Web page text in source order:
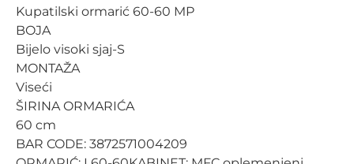
Kupatilski ormarić 60-60 MP
BOJA
Bijelo visoki sjaj-S
MONTAŽA
Viseći
ŠIRINA ORMARIĆA
60 cm
BAR CODE: 3872571004209